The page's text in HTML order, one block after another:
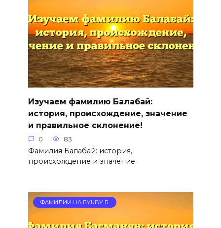
Изучаем фамилию Балабай:
история, происхождение, значение
и правильное склонение!
0 83
Фамилия Балабай: история,
происхождение и значение
ФАМИЛИИ НА БУКВУ Б